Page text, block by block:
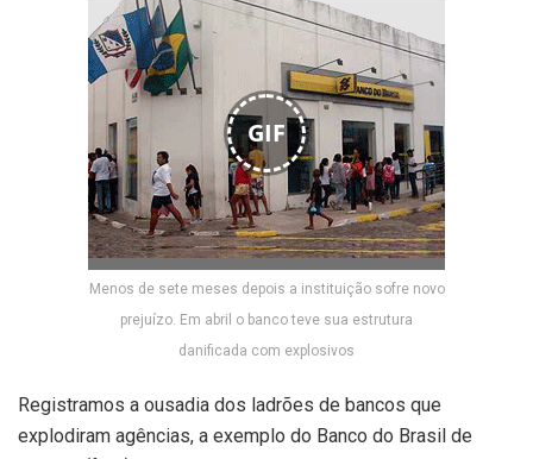
GIF
Menos de sete meses depois a instituição sofre novo
prejuízo. Em abril o banco teve sua estrutura
danificada com explosivos
Registramos a ousadia dos ladrões de bancos que
explodiram agências, a exemplo do Banco do Brasil de